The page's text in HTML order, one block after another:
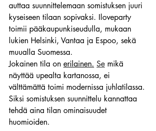
auttaa suunnittelemaan somistuksen juuri
kyseiseen tilaan sopivaksi. Iloveparty
toimii pääkaupunkiseudulla, mukaan
lukien Helsinki, Vantaa ja Espoo, sekä
muualla Suomessa.
Jokainen tila on erilainen. Se mikä
näyttää upealta kartanossa, ei
välttämättä toimi modernissa juhlatilassa.
Siksi somistuksen suunnittelu kannattaa
tehdä aina tilan ominaisuudet
huomioiden.